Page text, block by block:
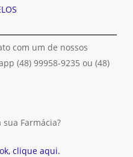
com um de nossos
(48) 99958-9235 ou (48)
Farmácia?
clique aqui.